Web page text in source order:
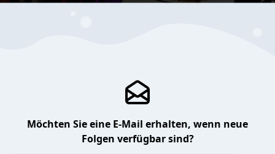
Möchten Sie eine E-Mail erhalten, wenn neue
Folgen verfügbar sind?